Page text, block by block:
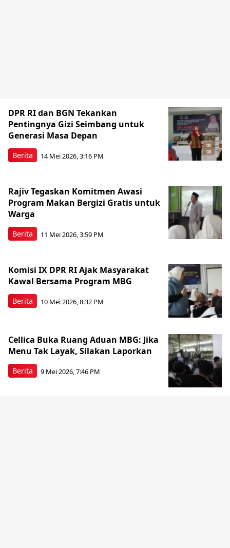
Berita
DPR RI dan BGN Tekankan
Pentingnya Gizi Seimbang untuk
Generasi Masa Depan
14 Mei 2026, 3:16 PM
Berita
Rajiv Tegaskan Komitmen Awasi
Program Makan Bergizi Gratis untuk
Warga
11 Mei 2026, 3:59 PM
Berita
Komisi IX DPR RI Ajak Masyarakat
Kawal Bersama Program MBG
10 Mei 2026, 8:32 PM
Berita
Cellica Buka Ruang Aduan MBG: Jika
Menu Tak Layak, Silakan Laporkan
9 Mei 2026, 7:46 PM